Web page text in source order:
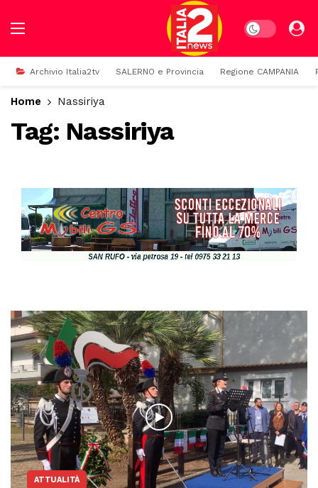
Dark mode
Archivio Italia2tv SALERNO e Provincia Regione CAMPANIA
Home Nassiriya
Tag: Nassiriya
ATTUALITÀ